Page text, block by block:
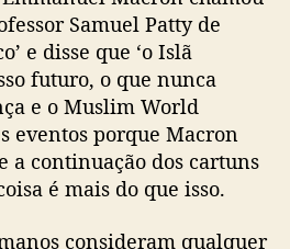
Samuel Patty de
e disse que ‘o Islã
futuro, o que nunca
e o Muslim World
eventos porque Macron
a continuação dos cartuns
é mais do que isso.
consideram qualquer